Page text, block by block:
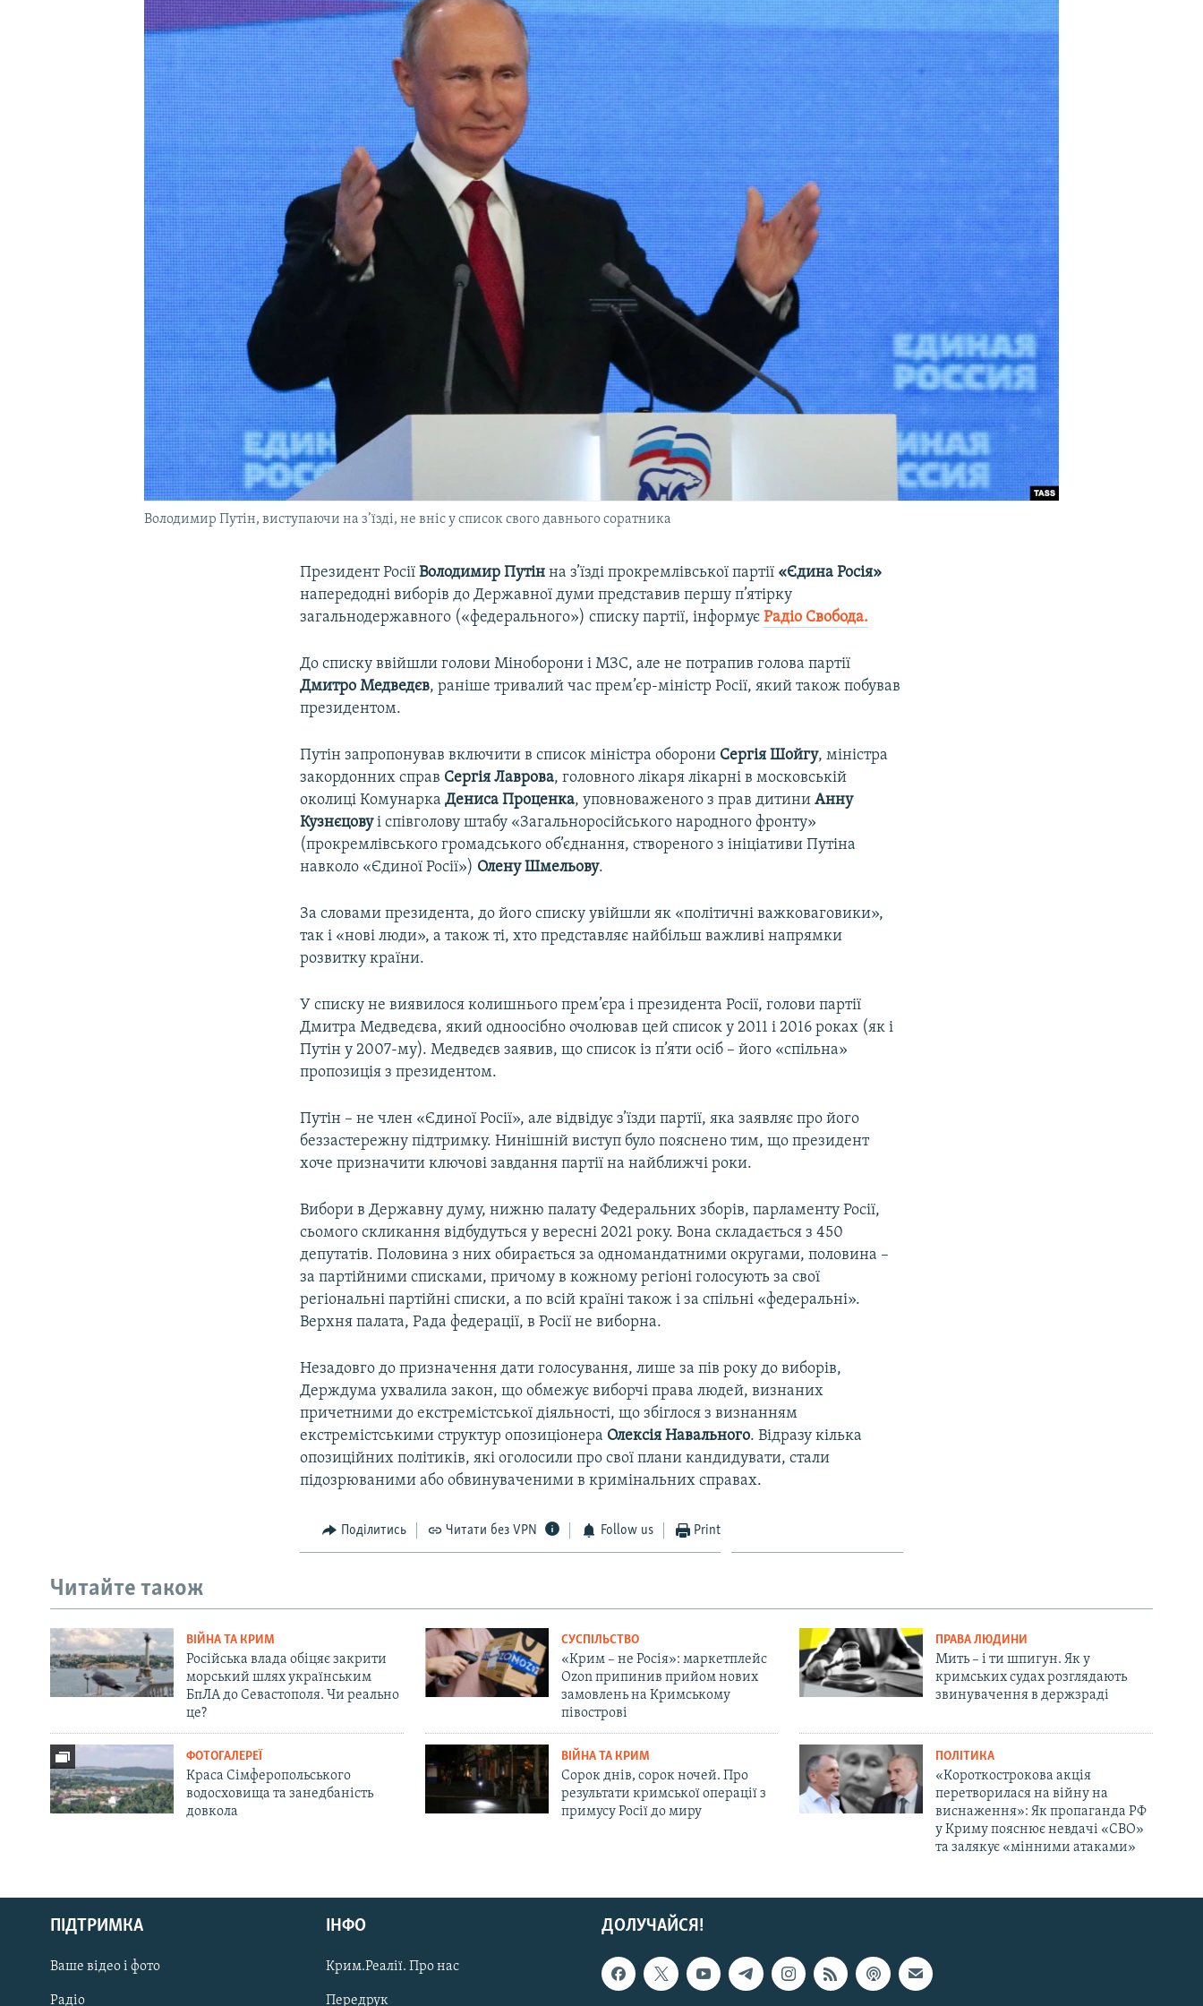
УКРАЇНСЬКА ПРОБЛЕМА КРИМУ
Русский
Qırımtatar
ДОЛУЧАЙСЯ!
Володимир Путін, виступаючи на з’їзді, не вніс у список свого давнього соратника
Президент РосіїВолодимир Путін на з’їзді прокремлівської партії «Єдина Росія»
напередодні виборів до Державної думи представив першу п’ятірку
загальнодержавного («федерального») списку партії, інформуєРадіо Свобода.
До списку ввійшли голови Міноборони і МЗС, але не потрапив голова партії
Дмитро Медведєв, раніше тривалий час прем’єр-міністр Росії, який також побував
президентом.
Путін запропонував включити в список міністра оборони Сергія Шойгу, міністра
закордонних справ Сергія Лаврова, головного лікаря лікарні в московській
околиці КомунаркаДениса Проценка, уповноваженого з прав дитиниАнну
Кузнєцовуі співголову штабу «Загальноросійського народного фронту»
(прокремлівського громадського об’єднання, створеного з ініціативи Путіна
навколо «Єдиної Росії») Олену Шмельову.
За словами президента, до його списку увійшли як «політичні важковаговики»,
так і «нові люди», а також ті, хто представляє найбільш важливі напрямки
розвитку країни.
У списку не виявилося колишнього прем’єра і президента Росії, голови партії
Дмитра Медведєва, який одноосібно очолював цей список у 2011 і 2016 роках (як і
Путін у 2007-му). Медведєв заявив, що список із п’яти осіб – його «спільна»
пропозиція з президентом.
Путін – не член «Єдиної Росії», але відвідує з’їзди партії, яка заявляє про його
беззастережну підтримку. Нинішній виступ було пояснено тим, що президент
хоче призначити ключові завдання партії на найближчі роки.
Вибори в Державну думу, нижню палату Федеральних зборів, парламенту Росії,
сьомого скликання відбудуться у вересні 2021 року. Вона складається з 450
депутатів. Половина з них обирається за одномандатними округами, половина –
за партійними списками, причому в кожному регіоні голосують за свої
регіональні партійні списки, а по всій країні також і за спільні «федеральні».
Верхня палата, Рада федерації, в Росії не виборна.
Незадовго до призначення дати голосування, лише за пів року до виборів,
Держдума ухвалила закон, що обмежує виборчі права людей, визнаних
причетними до екстремістської діяльності, що збіглося з визнанням
екстремістськими структур опозиціонера Олексія Навального. Відразу кілька
опозиційних політиків, які оголосили про свої плани кандидувати, стали
підозрюваними або обвинуваченими в кримінальних справах.
Поділитись Читати без VPN Follow us Print
Читайте також
ВІЙНА ТА КРИМ
Російська влада обіцяє закрити
морський шлях українським
БпЛА до Севастополя. Чи реально
це?
СУСПІЛЬСТВО
«Крим – не Росія»: маркетплейс
Ozon припинив прийом нових
замовлень на Кримському
півострові
ПРАВА ЛЮДИНИ
Мить – і ти шпигун. Як у
кримських судах розглядають
звинувачення в держзраді
ФОТОГАЛЕРЕЇ
Краса Сімферопольського
водосховища та занедбаність
довкола
ВІЙНА ТА КРИМ
Сорок днів, сорок ночей. Про
результати кримської операції з
примусу Росії до миру
ПОЛІТИКА
«Короткострокова акція
перетворилася на війну на
виснаження»: Як пропаганда РФ
у Криму пояснює невдачі «СВО»
та залякує «мінними атаками»
ДОЛУЧАЙСЯ!
ПІДТРИМКА
Ваше відео і фото
Радіо
ІНФО
Крим.Реалії. Про нас
Передрук